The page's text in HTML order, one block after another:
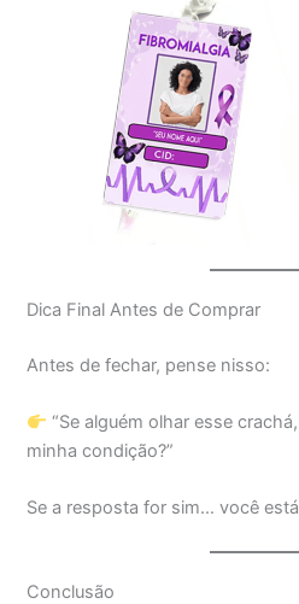
Dica Final Antes de Comprar
Antes de fechar, pense nisso:
“Se alguém olhar esse
minha condição?”
Se a resposta for sim… você
Conclusão